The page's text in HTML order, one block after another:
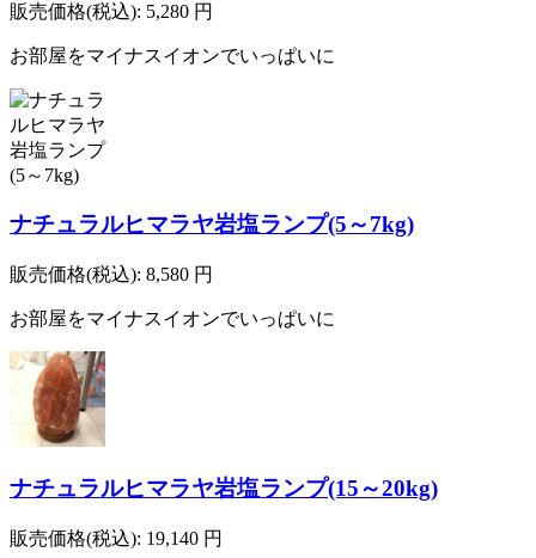
販売価格(税込): 5,280 円
お部屋をマイナスイオンでいっぱいに
ナチュラルヒマラヤ岩塩ランプ(5～7kg)
販売価格(税込): 8,580 円
お部屋をマイナスイオンでいっぱいに
ナチュラルヒマラヤ岩塩ランプ(15～20kg)
販売価格(税込): 19,140 円